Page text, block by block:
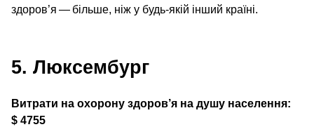
здоров’я — більше, ніж у будь-якій інший країні.
5. Люксембург
Витрати на охорону здоров’я на душу населення:
$ 4755